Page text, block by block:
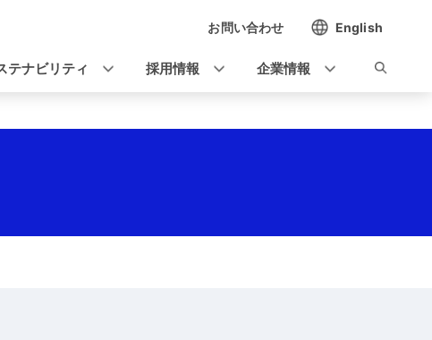
お問い合わせ English
テナビリティ 採用情報 企業情報